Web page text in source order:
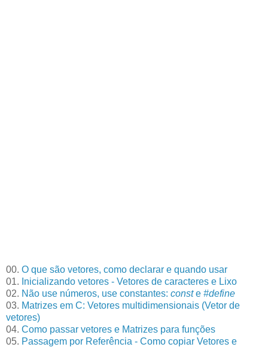
00. O que são vetores, como declarar e quando usar
01. Inicializando vetores - Vetores de caracteres e Lixo
02. Não use números, use constantes: conste #define
03. Matrizes em C: Vetores multidimensionais (Vetor de
vetores)
04. Como passar vetores e Matrizes para funções
05. Passagem por Referência - Como copiar Vetores e